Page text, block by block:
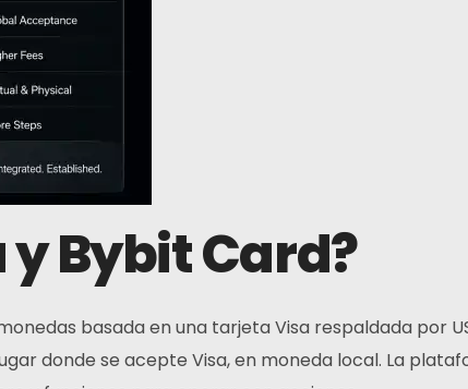
y Bybit Card?
basada en una tarjeta Visa respaldada por
donde se acepte Visa, en moneda local. La